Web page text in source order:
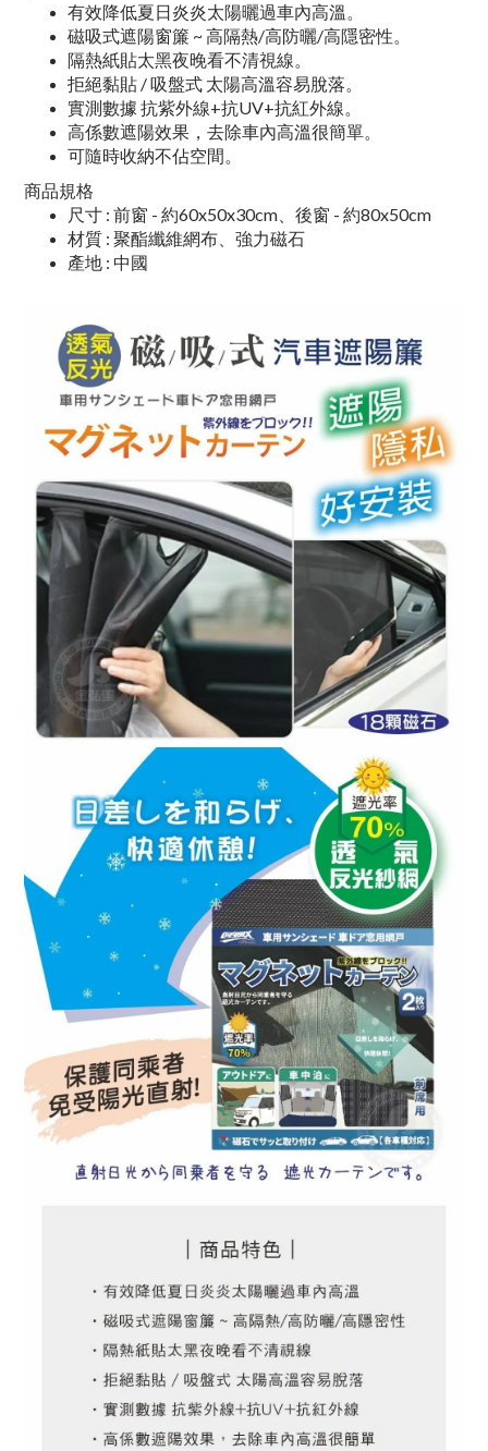
有效降低夏日炎炎太陽曬過車內高溫。
磁吸式遮陽窗簾 ~ 高隔熱/高防曬/高隱密性。
隔熱紙貼太黑夜晚看不清視線。
拒絕黏貼 / 吸盤式 太陽高溫容易脫落。
實測數據 抗紫外線+抗UV+抗紅外線。
高係數遮陽效果，去除車內高溫很簡單。
可隨時收納不佔空間。
商品規格
尺寸 : 前窗 - 約60x50x30cm、後窗 - 約80x50cm
材質 : 聚酯纖維網布、強力磁石
產地 : 中國